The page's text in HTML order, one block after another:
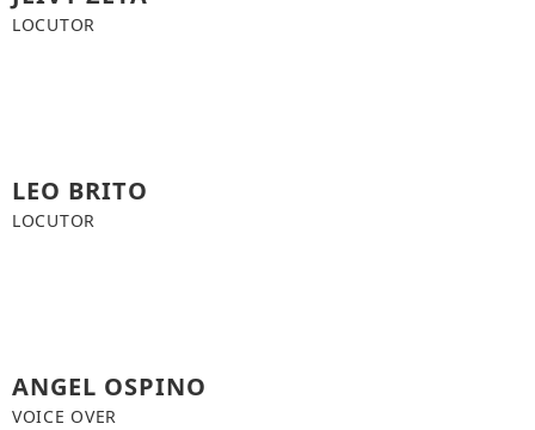
LOCUTOR
LEO BRITO
LOCUTOR
ANGEL OSPINO
VOICE OVER